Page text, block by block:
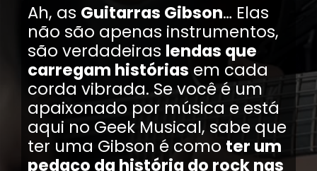
Ah, as Guitarras Gibson… Elas
não são apenas instrumentos,
são verdadeiras lendas que
carregam histórias em cada
corda vibrada. Se você é um
apaixonado por música e está
aqui no Geek Musical, sabe que
ter uma Gibson é como ter um
pedaço da história do rock nas